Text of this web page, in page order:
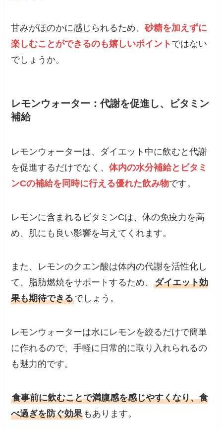
甘みがほのかに感じられるため、砂糖を加えずに
楽しむことができるのも嬉しいポイント ではない
でしょうか。
レモンウォーター：代謝を促進し、ビタミン
補給
レモンウォーターは、ダイエット中に飲むと代謝
を促進するだけでなく、体内の水分補給とビタミ
ンCの補給を同時に行える優れた飲み物です。
レモンに含まれるビタミンCは、体の免疫力を高
め、肌にも良い影響を与えてくれます。
また、レモンのクエン酸は体内の代謝を活性化し
て、脂肪燃焼をサポートするため、ダイエット効
果も期待できるでしょう。
レモンウォーターは水にレモンを絞るだけで簡単
に作れるので、手軽に日常的に取り入れられるの
も魅力的です。
食事前に飲むことで満腹感を感じやすくなり、食
べ過ぎを防ぐ効果 もあります。